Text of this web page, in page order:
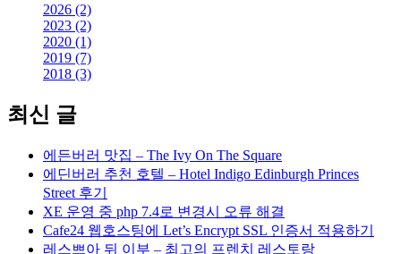
2026 (2)
2023 (2)
2020 (1)
2019 (7)
2018 (3)
최신 글
에든버러 맛집 – The Ivy On The Square
에딘버러 추천 호텔 – Hotel Indigo Edinburgh Princes
Street 후기
XE 운영 중 php 7.4로 변경시 오류 해결
Cafe24 웹호스팅에 Let’s Encrypt SSL 인증서 적용하기
레스쁘아 뒤 이부 – 최고의 프렌치 레스토랑